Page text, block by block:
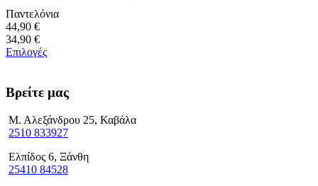
Παντελόνια
44,90 €
34,90 €
Επιλογές
Βρείτε μας
Μ. Αλεξάνδρου 25, Καβάλα
2510 833927
Ελπίδος 6, Ξάνθη
25410 84528